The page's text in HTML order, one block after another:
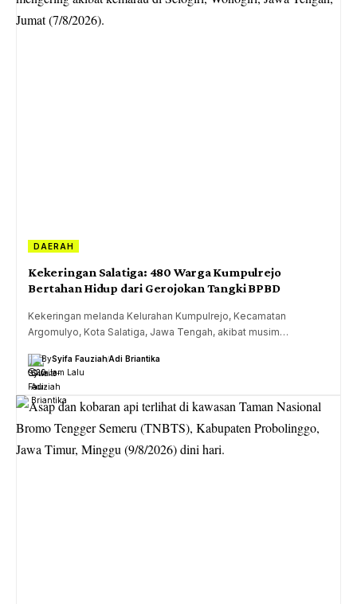
DAERAH
Kekeringan Salatiga: 480 Warga Kumpulrejo
Bertahan Hidup dari Gerojokan Tangki BPBD
Kekeringan melanda Kelurahan Kumpulrejo, Kecamatan
Argomulyo, Kota Salatiga, Jawa Tengah, akibat musim…
BySyifa FauziahAdi Briantika
20 Jam Lalu